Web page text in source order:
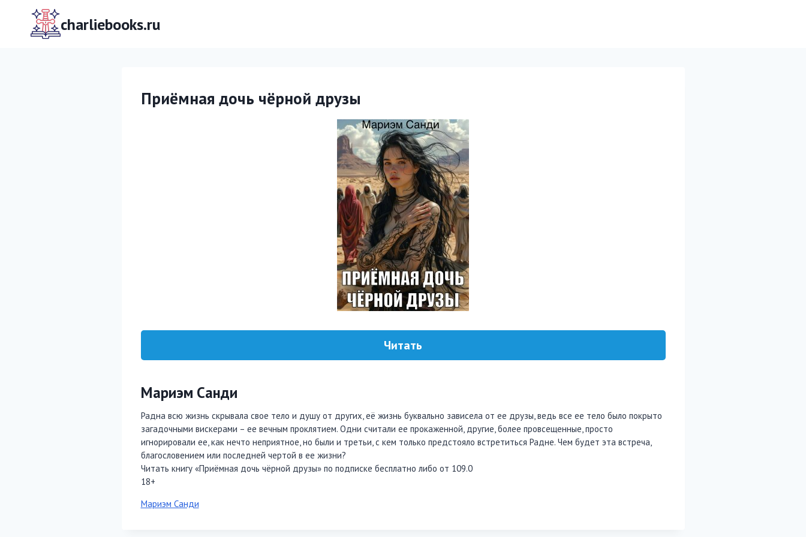
содержимому charliebooks.ru
Приёмная дочь чёрной друзы
Читать
Мариэм Санди
Радна всю жизнь скрывала свое тело и душу от других, её жизнь буквально зависела от ее друзы, ведь все ее тело было покрыто
загадочными вискерами – ее вечным проклятием. Одни считали ее прокаженной, другие, более провсещенные, просто
игнорировали ее, как нечто неприятное, но были и третьи, с кем только предстояло встретиться Радне. Чем будет эта встреча,
благословением или последней чертой в ее жизни?
Читать книгу «Приёмная дочь чёрной друзы» по подписке бесплатно либо от 109.0
18+
Метки
Мариэм Санди